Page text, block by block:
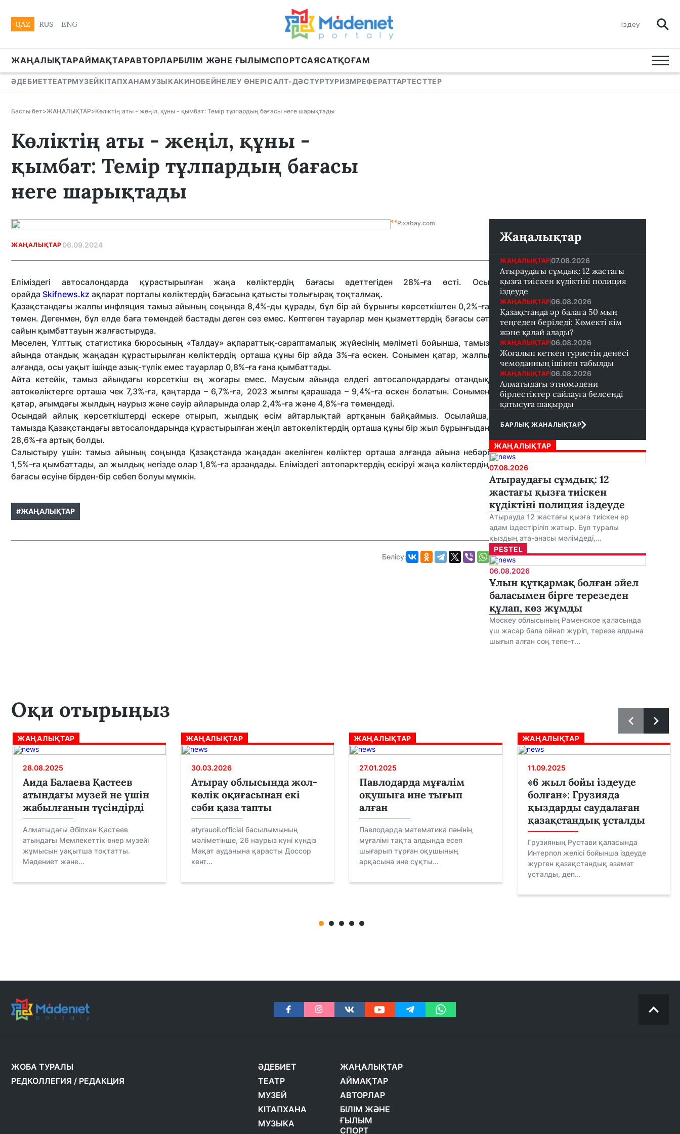
QAZ RUS ENG
ЖАҢАЛЫҚТАРАЙМАҚТАРАВТОРЛАРБІЛІМ ЖӘНЕ ҒЫЛЫМСПОРТСАЯСАТҚОҒАМ
ӘДЕБИЕТТЕАТРМУЗЕЙКІТАПХАНАМУЗЫКАКИНОБЕЙНЕЛЕУ ӨНЕРІСАЛТ-ДӘСТҮРТУРИЗМРЕФЕРАТТАРТЕСТТЕР
Басты бет>ЖАҢАЛЫҚТАР>Көліктің аты - жеңіл, құны - қымбат: Темір тұлпардың бағасы неге шарықтады
Көліктің аты - жеңіл, құны -
қымбат: Темір тұлпардың бағасы
неге шарықтады
Pixabay.com
ЖАҢАЛЫҚТАР 06.09.2024
Еліміздегі автосалондарда құрастырылған жаңа көліктердің бағасы әдеттегіден 28%-ға өсті. Осы
орайда Skifnews.kz ақпарат порталы көліктердің бағасына қатысты толығырақ тоқталмақ.
Қазақстандағы жалпы инфляция тамыз айының соңында 8,4%-ды құрады, бұл бір ай бұрынғы көрсеткіштен 0,2%-ға
төмен. Дегенмен, бұл елде баға төмендей бастады деген сөз емес. Көптеген тауарлар мен қызметтердің бағасы сәт
сайын қымбаттауын жалғастыруда.
Мәселен, Ұлттық статистика бюросының «Талдау» ақпараттық-сараптамалық жүйесінің мәліметі бойынша, тамыз
айында отандық жаңадан құрастырылған көліктердің орташа құны бір айда 3%-ға өскен. Сонымен қатар, жалпы
алғанда, осы уақыт ішінде азық-түлік емес тауарлар 0,8%-ға ғана қымбаттады.
Айта кетейік, тамыз айындағы көрсеткіш ең жоғары емес. Маусым айында елдегі автосалондардағы отандық
автокөліктерге орташа чек 7,3%-ға, қаңтарда – 6,7%-ға, 2023 жылғы қарашада – 9,4%-ға өскен болатын. Сонымен
қатар, ағымдағы жылдың наурыз және сәуір айларында олар 2,4%-ға және 4,8%-ға төмендеді.
Осындай айлық көрсеткіштерді ескере отырып, жылдық өсім айтарлықтай артқанын байқаймыз. Осылайша,
тамызда Қазақстандағы автосалондарында құрастырылған жеңіл автокөліктердің орташа құны бір жыл бұрынғыдан
28,6%-ға артық болды.
Салыстыру үшін: тамыз айының соңында Қазақстанда жаңадан әкелінген көліктер орташа алғанда айына небәрі
1,5%-ға қымбаттады, ал жылдық негізде олар 1,8%-ға арзандады. Еліміздегі автопарктердің ескіруі жаңа көліктердің
бағасы өсуіне бірден-бір себеп болуы мүмкін.
#ЖАҢАЛЫҚТАР
Бөлісу:
Жаңалықтар
ЖАҢАЛЫҚТАР 07.08.2026
Атыраудағы сұмдық: 12 жастағы
қызға тиіскен күдіктіні полиция
іздеуде
ЖАҢАЛЫҚТАР 06.08.2026
Қазақстанда әр балаға 50 мың
теңгеден беріледі: Көмекті кім
және қалай алады?
ЖАҢАЛЫҚТАР 06.08.2026
Жоғалып кеткен туристің денесі
чемоданның ішінен табылды
ЖАҢАЛЫҚТАР 06.08.2026
Алматыдағы этномәдени
бірлестіктер сайлауға белсенді
қатысуға шақырды
БАРЛЫҚ ЖАНАЛЫҚТАР
ЖАҢАЛЫҚТАР
07.08.2026
Атыраудағы сұмдық: 12
жастағы қызға тиіскен
күдіктіні полиция іздеуде
Атырауда 12 жастағы қызға тиіскен ер
адам іздестіріліп жатыр. Бұл туралы
қыздың ата-анасы мәлімдеді,...
PESTEL
06.08.2026
Ұлын құтқармақ болған әйел
баласымен бірге терезеден
құлап, көз жұмды
Мәскеу облысының Раменское қаласында
үш жасар бала ойнап жүріп, терезе алдына
шығып алған соң тепе-т...
Оқи отырыңыз
ЖАҢАЛЫҚТАР
28.08.2025
Аида Балаева Қастеев
атындағы музей не үшін
жабылғанын түсіндірді
Алматыдағы Әбілхан Қастеев
атындағы Мемлекеттік өнер музейі
жұмысын уақытша тоқтатты.
Мәдениет және...
ЖАҢАЛЫҚТАР
30.03.2026
Атырау облысында жол-
көлік оқиғасынан екі
сәби қаза тапты
atyrauoil.official басылымының
мәліметінше, 26 наурыз күні күндіз
Мақат ауданына қарасты Доссор
кент...
ЖАҢАЛЫҚТАР
27.01.2025
Павлодарда мұғалім
оқушыға ине тығып
алған
Павлодарда математика пәнінің
мұғалімі тақта алдында есеп
шығарып тұрған оқушының
арқасына ине сұқты...
ЖАҢАЛЫҚТАР
11.09.2025
«6 жыл бойы іздеуде
болған»: Грузияда
қыздарды саудалаған
қазақстандық ұсталды
Грузияның Рустави қаласында
Интерпол желісі бойынша іздеуде
жүрген қазақстандық азамат
ұсталды, деп...
ЖОБА ТУРАЛЫ
РЕДКОЛЛЕГИЯ / РЕДАКЦИЯ
ӘДЕБИЕТ
ТЕАТР
МУЗЕЙ
КІТАПХАНА
МУЗЫКА
ЖАҢАЛЫҚТАР
АЙМАҚТАР
АВТОРЛАР
БІЛІМ ЖӘНЕ
ҒЫЛЫМ
СПОРТ